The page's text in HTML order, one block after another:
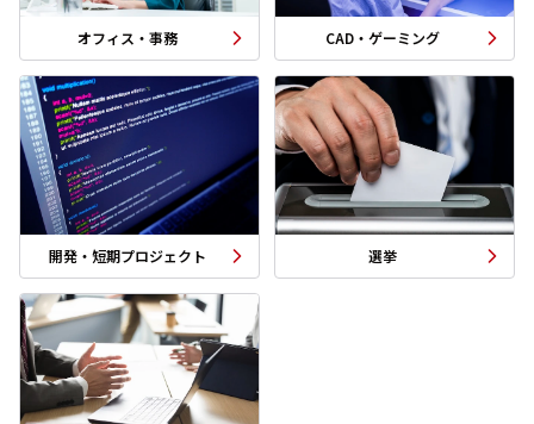
キッティング データ消去
設定・設置／オンサイト
対応
ご利用ガイド
ご利用の流れ ご返却方法
レンタル利用期間につい 配送について
お支払方法
事例紹介
オフィス・事務 CAD・ゲーミング
開発・短期プロジェクト 選挙